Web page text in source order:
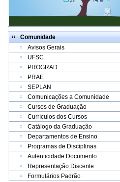
Comunidade
Avisos Gerais
UFSC
PROGRAD
PRAE
SEPLAN
Comunicações a Comunidade
Cursos de Graduação
Currículos dos Cursos
Catálogo da Graduação
Departamentos de Ensino
Programas de Disciplinas
Autenticidade Documento
Representação Discente
Formulários Padrão